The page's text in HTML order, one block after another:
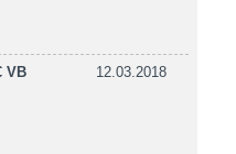
VB
12.03.2018